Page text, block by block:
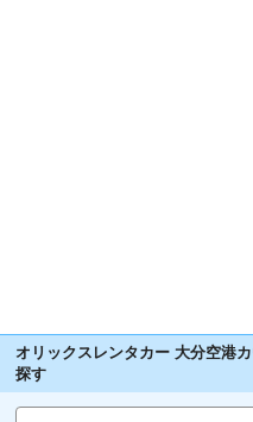
オリックスレンタカー 大分空港
探す